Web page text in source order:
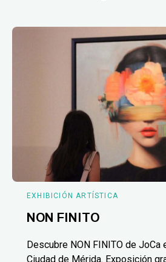
EXHIBICIÓN ARTÍSTICA
NON FINITO
Descubre NON FINITO de JoCa
Ciudad de Mérida. Exposición